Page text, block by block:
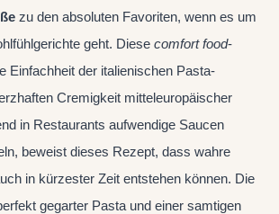
zu den absoluten Favoriten, wenn es um
geht. Diese comfort food-
Einfachheit der italienischen Pasta-
Cremigkeit mitteleuropäischer
in Restaurants aufwendige Saucen
beweist dieses Rezept, dass wahre
in kürzester Zeit entstehen können. Die
gegarter Pasta und einer samtigen